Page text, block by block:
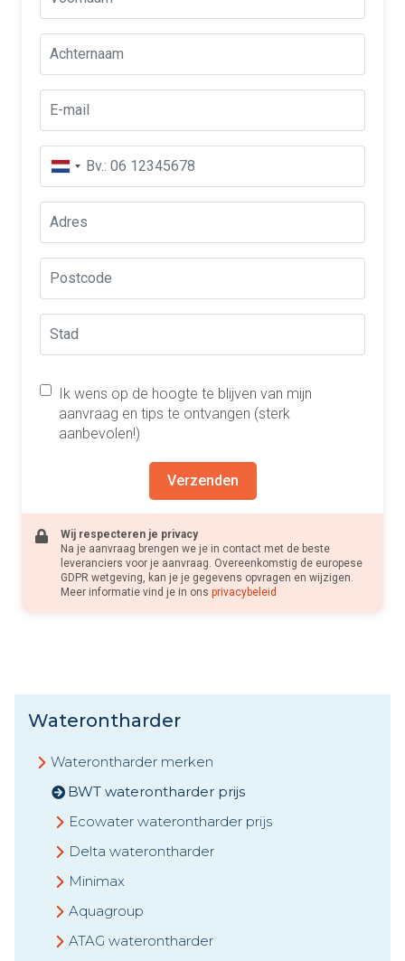
Ik wens op de hoogte te blijven van mijn
aanvraag en tips te ontvangen (sterk
aanbevolen!)
Verzenden
Wij respecteren je privacy
Na je aanvraag brengen we je in contact met de beste
leveranciers voor je aanvraag. Overeenkomstig de europese
GDPR wetgeving, kan je je gegevens opvragen en wijzigen.
Meer informatie vind je in ons privacybeleid
Waterontharder
Waterontharder merken
BWT waterontharder prijs
Ecowater waterontharder prijs
Delta waterontharder
Minimax
Aquagroup
ATAG waterontharder